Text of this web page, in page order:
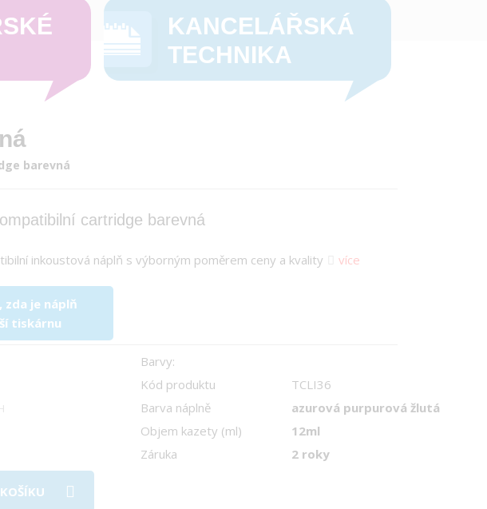
KANCELÁŘSKÁ
TECHNIKA
barevná
cartridge barevná
inkoustová náplň s výborným poměrem ceny a kvality více
je náplň
tiskárnu
Barvy:
Kód produktu
TCLI36
Barva náplně
azurová purpurová žlutá
Objem kazety (ml)
12ml
Záruka
2 roky